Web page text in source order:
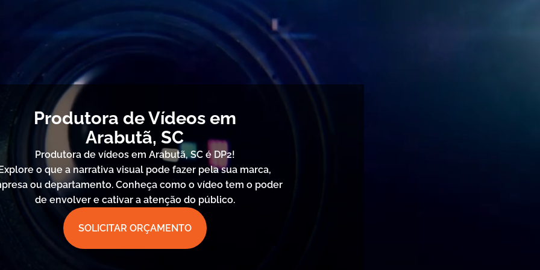
Produtora de Vídeos em
Arabutã, SC
Produtora de vídeos em Arabutã, SC é DP2!
o que a narrativa visual pode fazer pela sua marca,
ou departamento. Conheça como o vídeo tem o poder
de envolver e cativar a atenção do público.
SOLICITAR ORÇAMENTO